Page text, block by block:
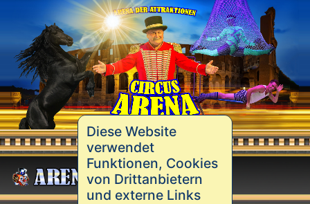
MENÜ
Diese Website
verwendet
Funktionen, Cookies
von Drittanbietern
und externe Links